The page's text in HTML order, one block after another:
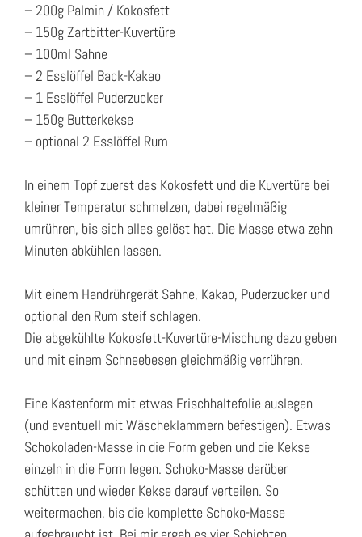
– 200g Palmin / Kokosfett
– 150g Zartbitter-Kuvertüre
– 100ml Sahne
– 2 Esslöffel Back-Kakao
– 1 Esslöffel Puderzucker
– 150g Butterkekse
– optional 2 Esslöffel Rum
In einem Topf zuerst das Kokosfett und die Kuvertüre bei
kleiner Temperatur schmelzen, dabei regelmäßig
umrühren, bis sich alles gelöst hat. Die Masse etwa zehn
Minuten abkühlen lassen.
Mit einem Handrührgerät Sahne, Kakao, Puderzucker und
optional den Rum steif schlagen.
Die abgekühlte Kokosfett-Kuvertüre-Mischung dazu geben
und mit einem Schneebesen gleichmäßig verrühren.
Eine Kastenform mit etwas Frischhaltefolie auslegen
(und eventuell mit Wäscheklammern befestigen). Etwas
Schokoladen-Masse in die Form geben und die Kekse
einzeln in die Form legen. Schoko-Masse darüber
schütten und wieder Kekse darauf verteilen. So
weitermachen, bis die komplette Schoko-Masse